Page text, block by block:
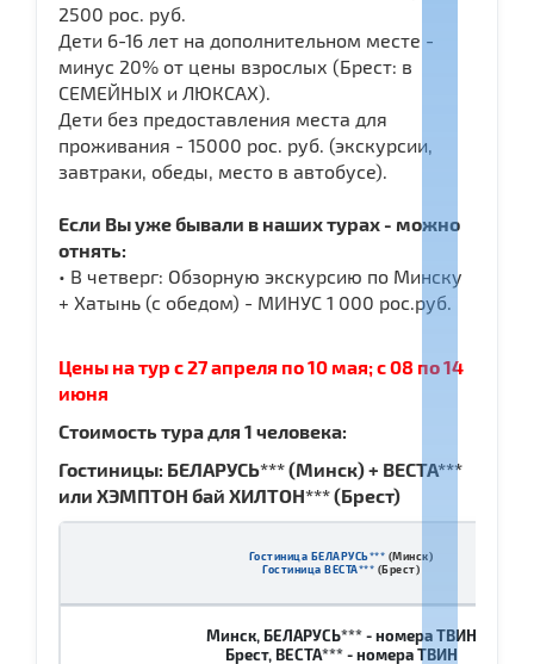
2500 рос. руб.
Дети 6-16 лет на дополнительном месте -
минус 20% от цены взрослых (Брест: в
СЕМЕЙНЫХ и ЛЮКСАХ).
Дети без предоставления места для
проживания - 15000 рос. руб. (экскурсии,
завтраки, обеды, место в автобусе).
Если Вы уже бывали в наших турах - можно
отнять:
• В четверг: Обзорную экскурсию по Минску
+ Хатынь (с обедом) - МИНУС 1 000 рос.руб.
Цены на тур с 27 апреля по 10 мая; с 08 по 14
июня
Стоимость тура для 1 человека:
Гостиницы: БЕЛАРУСЬ*** (Минск)+ ВЕСТА***
или ХЭМПТОН бай ХИЛТОН*** (Брест)
Гостиница БЕЛАРУСЬ*** (Минск)
Гостиница ВЕСТА*** (Брест)
Минск, БЕЛАРУСЬ*** - номера ТВИН
Брест, ВЕСТА*** - номера ТВИН